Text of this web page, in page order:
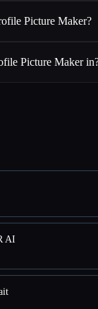
Picture Maker?
Picture Maker
AI